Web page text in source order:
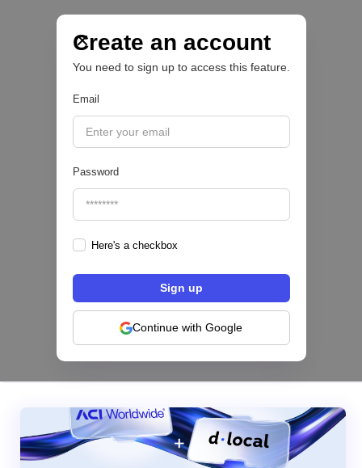
Create an account
You need to sign up to access this feature.
Email
Password
Here's a checkbox
Continue with Google
fraude, identidad e IA que marcarán el futuro
del sector financiero
Sofía Neira Gómez
Los bancos se están dividiendo en dos
categorías frente a la IA | Mambu